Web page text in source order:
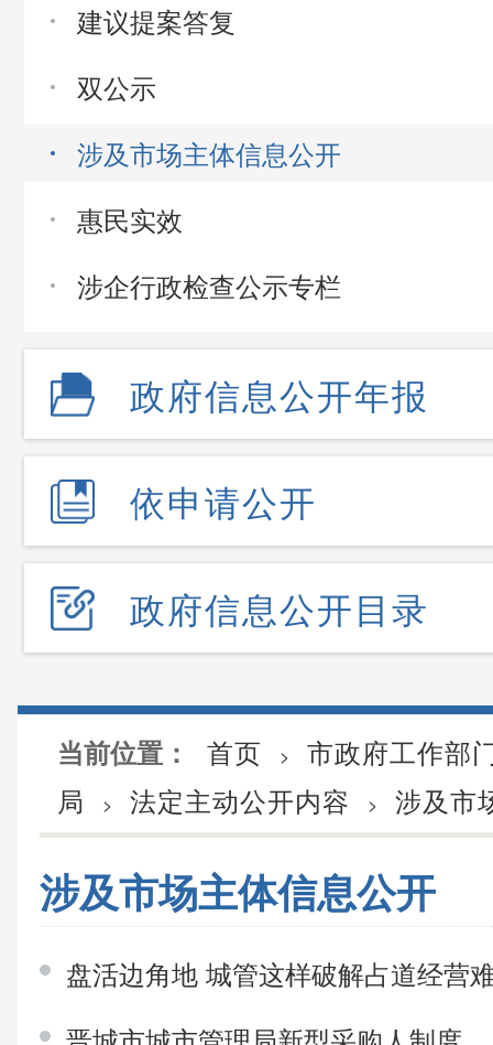
建议提案答复
双公示
涉及市场主体信息公开
惠民实效
涉企行政检查公示专栏
政府信息公开年报
依申请公开
政府信息公开目录
当前位置： 首页 >
市政府工作部
局
> 法定主动公开内容 > 涉及市
涉及市场主体信息公开
盘活边角地 城管这样破解占道经营